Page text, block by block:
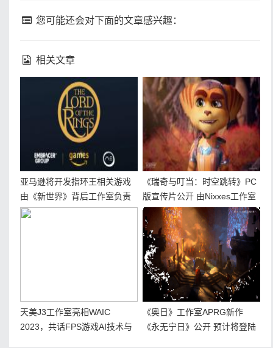
您可能还会对下面的文章感兴趣：
相关文章
亚马逊将开发指环王相关游戏
由《新世界》背后工作室负责
《瑞奇与叮当：时空跳转》PC
版宣传片公开 由Nixxes工作室
负责移植
天美J3工作室亮相WAIC
2023，共话FPS游戏AI技术与
《奥日》工作室APRG新作
《永无宁日》公开 预计将登陆